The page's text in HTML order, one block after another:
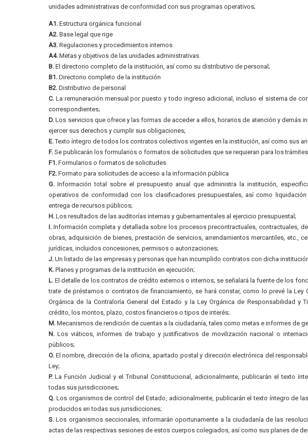
unidades administrativas de conformidad con sus programas operativos;
A1. Estructura orgánica funcional
A2. Base legal que rige
A3. Regulaciones y procedimientos internos
A4. Metas y objetivos de las unidades administrativas
B. El directorio completo de la institución, así como su distributivo de personal;
B1. Directorio completo de la institución
B2. Distributivo de personal
C. La remuneración mensual por puesto y todo ingreso adicional, incluso el sistema de
correspondientes;
D. Los servicios que ofrece y las formas de acceder a ellos, horarios de atención y demás
ejercer sus derechos y cumplir sus obligaciones;
E.Texto íntegro de todos los contratos colectivos vigentes en la institución, así como sus
F. Se publicarán los formularios o formatos de solicitudes que se requieran para los
F1. Formularios o formatos de solicitudes
F2. Formato para solicitudes de acceso a la información pública
G. Información total sobre el presupuesto anual que administra la institución,
operativos de conformidad con los clasificadores presupuestales, así como
entrega de recursos públicos;
H. Los resultados de las auditorías internas y gubernamentales al ejercicio presupuestal;
I. Información completa y detallada sobre los procesos precontractuales, contractuales,
obras, adquisición de bienes, prestación de servicios, arrendamientos mercantiles, etc.,
jurídicas, incluidos concesiones, permisos o autorizaciones;
J. Un listado de las empresas y personas que han incumplido contratos con dicha
K. Planes y programas de la institución en ejecución;
L. El detalle de los contratos de crédito externos o internos; se señalará la fuente de los
trate de préstamos o contratos de financiamiento, se hará constar, como lo prevé la Ley
Orgánica de la Contraloría General del Estado y la Ley Orgánica de Responsabilidad y
crédito, los montos, plazo, costos financieros o tipos de interés;
M. Mecanismos de rendición de cuentas a la ciudadanía, tales como metas e informes de
N. Los viáticos, informes de trabajo y justificativos de movilización nacional o
públicos;
O. El nombre, dirección de la oficina, apartado postal y dirección electrónica del
Ley;
P. La Función Judicial y el Tribunal Constitucional, adicionalmente, publicarán el texto
todas sus jurisdicciones;
Q. Los organismos de control del Estado, adicionalmente, publicarán el texto íntegro de
producidos en todas sus jurisdicciones;
S. Los organismos seccionales, informarán oportunamente a la ciudadanía de las
actas de las respectivas sesiones de estos cuerpos colegiados, así como sus planes de